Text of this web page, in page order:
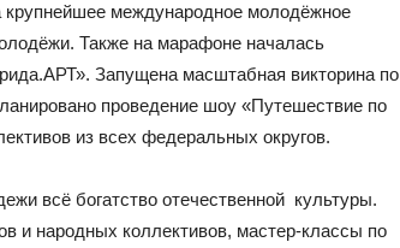
крупнейшее международное молодёжное
Также на марафоне началась
Запущена масштабная викторина по
проведение шоу «Путешествие по
из всех федеральных округов.
всё богатство отечественной культуры.
и народных коллективов, мастер-классы по